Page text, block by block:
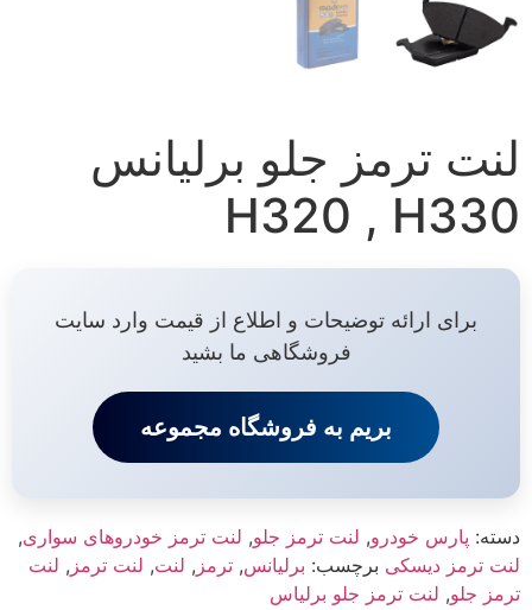
لنت ترمز جلو برلیانس
H320 , H330
برای ارائه توضیحات و اطلاع از قیمت وارد سایت
فروشگاهی ما بشید
بریم به فروشگاه مجموعه
دسته: پارس خودرو, لنت ترمز جلو, لنت ترمز خودروهای سواری,
لنت ترمز دیسکی برچسب: برلیانس, ترمز , لنت, لنت ترمز , لنت
ترمز جلو, لنت ترمز جلو برلیاس